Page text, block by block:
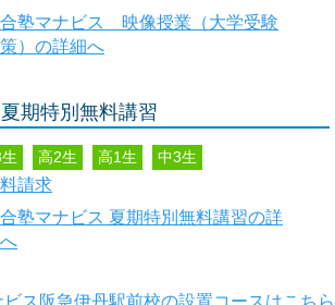
ス阪急伊丹駅前校の設置コースはこちら
塾マナビス 映像授業（大学受験
）の詳細へ
期特別無料講習
高2生 高1生 中3生
請求
塾マナビス 夏期特別無料講習の詳